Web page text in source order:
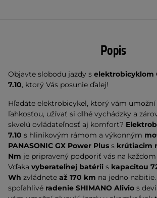
Popis
Objavte slobodu jazdy s elektrobicyklom
7.10, ktorý Vás posunie ďalej!
Hľadáte elektrobicykel, ktorý vám
ľahkosťou, užívať si dlhé vychádzky a
skvelú ovládateľnosť aj komfort?
7.10 s hliníkovým rámom a výkonným
PANASONIC GX Power Plus s krútiacim
Nm je pripravený podporiť vás na
Vďaka vyberateľnej batérii s kapacitou
Wh zvládnete až 170 km na jedno
spoľahlivé radenie SHIMANO Alivio s